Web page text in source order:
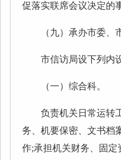
促落实联席会议决定的
（九）承办市委、市
市信访局设下列内设
（一）综合科。
负责机关日常运转工
务、机要保密、文书档
作;承担机关财务、固定